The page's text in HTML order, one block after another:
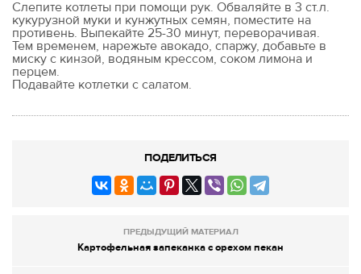
Слепите котлеты при помощи рук. Обваляйте в 3 ст.л.
кукурузной муки и кунжутных семян, поместите на
противень. Выпекайте 25-30 минут, переворачивая.
Тем временем, нарежьте авокадо, спаржу, добавьте в
миску с кинзой, водяным крессом, соком лимона и
перцем.
Подавайте котлетки с салатом.
ПОДЕЛИТЬСЯ
ПРЕДЫДУЩИЙ МАТЕРИАЛ
Картофельная запеканка с орехом пекан